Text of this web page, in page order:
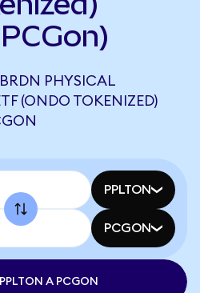
PHYSICAL
(ONDO TOKENIZED)
PPLTON
PCGON
A PCGON